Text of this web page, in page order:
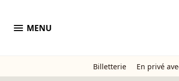
menu MENU
Billetterie En privé